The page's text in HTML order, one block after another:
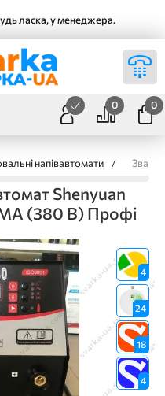
ласка, у менеджера.
0 0
напівавтомати /
Shenyuan
(380 В) Профі
4
24
18
4